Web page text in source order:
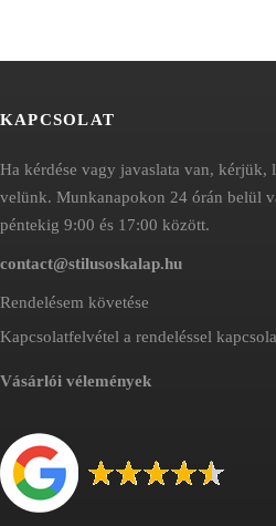
KAPCSOLAT
Ha kérdése vagy javaslata van, kérjük,
velünk. Munkanapokon 24 órán belül
péntekig 9:00 és 17:00 között.
contact@stilusoskalap.hu
Rendelésem követése
Kapcsolatfelvétel a rendeléssel
Vásárlói vélemények